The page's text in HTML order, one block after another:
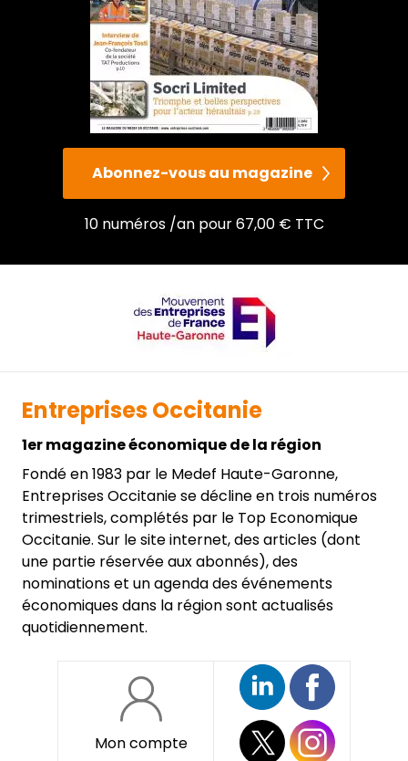
Abonnez-vous au magazine
10 numéros /an pour 67,00 € TTC
Entreprises Occitanie
1er magazine économique de la région
Fondé en 1983 par le Medef Haute-Garonne,
Entreprises Occitanie se décline en trois numéros
trimestriels, complétés par le Top Economique
Occitanie. Sur le site internet, des articles (dont
une partie réservée aux abonnés), des
nominations et un agenda des événements
économiques dans la région sont actualisés
quotidiennement.
Mon compte